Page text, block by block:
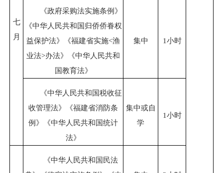
七
月
《政府采购法实施条例》
《中华人民共和国归侨侨眷权
益保护法》《福建省实施<渔
业法>办法》《中华人民共和
国教育法》
集中 1小时
《中华人民共和国税收征
收管理法》《福建省消防条
例》《中华人民共和国统计
法》
集中或自
学
1小时
《中华人民共和国民法